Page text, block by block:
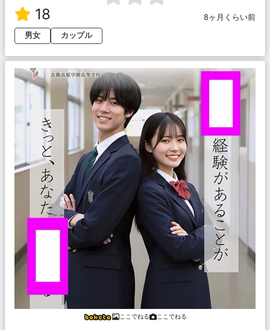
18
8ヶ月くらい前
男女
カップル
ここでねる ここでねる